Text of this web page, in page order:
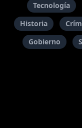
Tecnología
Historia
Gobierno